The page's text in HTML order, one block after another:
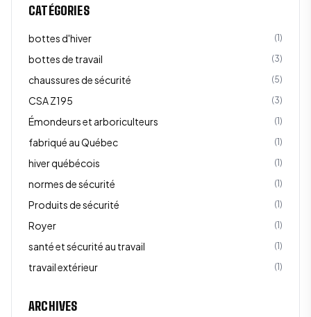
CATÉGORIES
bottes d'hiver (1)
bottes de travail (3)
chaussures de sécurité (5)
CSA Z195 (3)
Émondeurs et arboriculteurs (1)
fabriqué au Québec (1)
hiver québécois (1)
normes de sécurité (1)
Produits de sécurité (1)
Royer (1)
santé et sécurité au travail (1)
travail extérieur (1)
ARCHIVES